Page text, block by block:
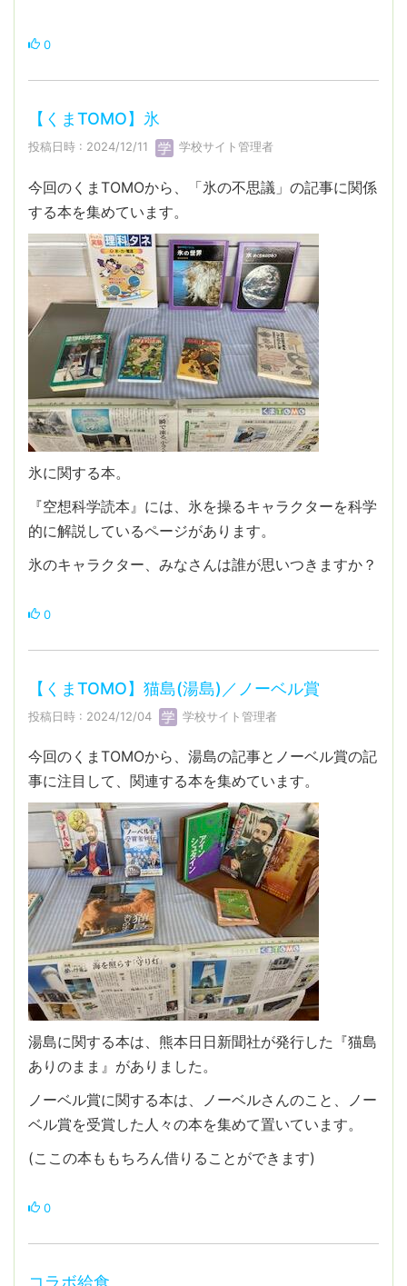
0
【くまTOMO】氷
投稿日時 : 2024/12/11 学校サイト管理者
今回のくまTOMOから、「氷の不思議」の記事に関係
する本を集めています。
氷に関する本。
『空想科学読本』には、氷を操るキャラクターを科学
的に解説しているページがあります。
氷のキャラクター、みなさんは誰が思いつきますか？
0
【くまTOMO】猫島(湯島)／ノーベル賞
投稿日時 : 2024/12/04 学校サイト管理者
今回のくまTOMOから、湯島の記事とノーベル賞の記
事に注目して、関連する本を集めています。
湯島に関する本は、熊本日日新聞社が発行した『猫島
ありのまま』がありました。
ノーベル賞に関する本は、ノーベルさんのこと、ノー
ベル賞を受賞した人々の本を集めて置いています。
(ここの本ももちろん借りることができます)
0